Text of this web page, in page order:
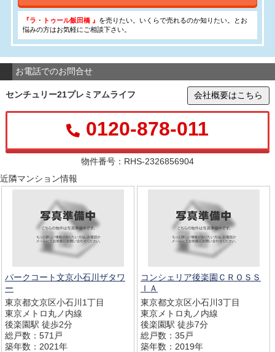
『ラ・トゥール飯田橋 』 を売りたい。いくらで売れるのか知りたい。とお
悩みの方はお気軽にご相談下さい。
お電話でのお問合せ
センチュリー21プレミアムライフ 会社概要はこちら
0120-878-011
物件番号：RHS-2326856904
近隣マンション情報
パークコート文京小石川ザタワ
ー
東京都文京区小石川1丁目
東京メトロ丸ノ内線
後楽園駅 徒歩2分
総戸数：571戸
築年数：2021年
コンシェリア後楽園ＣＲＯＳＳ
ＩＡ
東京都文京区小石川3丁目
東京メトロ丸ノ内線
後楽園駅 徒歩7分
総戸数：35戸
築年数：2019年